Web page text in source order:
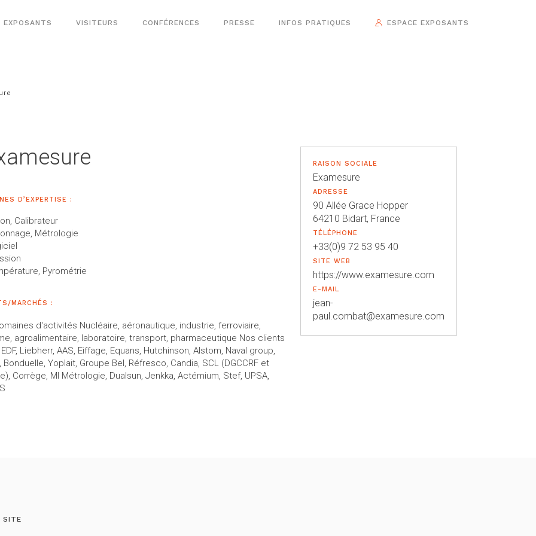
EXPOSANTS VISITEURS CONFÉRENCES PRESSE INFOS PRATIQUES ESPACE EXPOSANTS
D’EXPERTISE :
Calibrateur
Métrologie
Pyrométrie
MARCHÉS :
d'activités Nucléaire, aéronautique, industrie, ferroviaire,
agroalimentaire, laboratoire, transport, pharmaceutique Nos clients
EDF, Liebherr, AAS, Eiffage, Equans, Hutchinson, Alstom, Naval group,
Bonduelle, Yoplait, Groupe Bel, Réfresco, Candia, SCL (DGCCRF et
Corrège, MI Métrologie, Dualsun, Jenkka, Actémium, Stef, UPSA,
RAISON SOCIALE
Examesure
ADRESSE
90 Allée Grace Hopper
64210 Bidart, France
TÉLÉPHONE
+33(0)9 72 53 95 40
SITE WEB
https://www.examesure.com
E-MAIL
jean-
paul.combat@examesure.com
SITE